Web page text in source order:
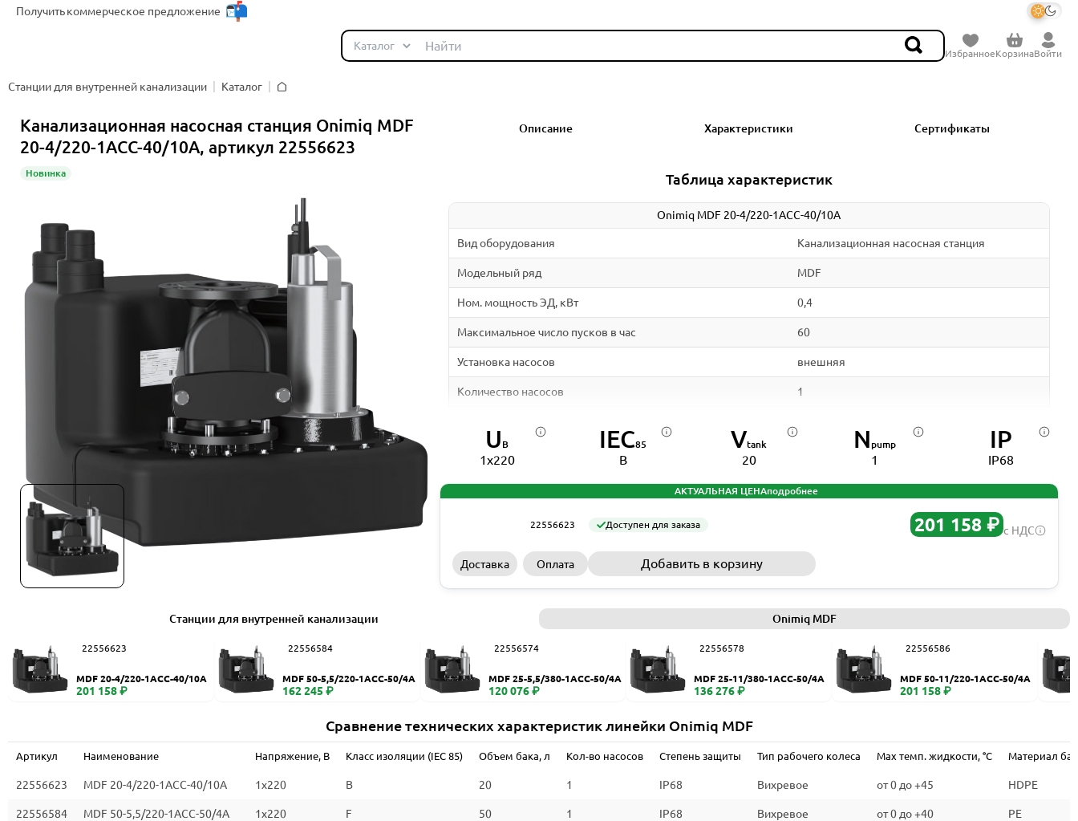
Получитькоммерческое предложение
ИзбранноеКорзинаВойти
Станции для внутренней канализации
Каталог
Канализационная насосная станция Onimiq MDF
20-4/220-1ACC-40/10A, артикул 22556623
Новинка
Описание Характеристики Сертификаты
Таблица характеристик
Onimiq MDF 20-4/220-1ACC-40/10A
Вид оборудования Канализационная насосная станция
Модельный ряд MDF
Ном. мощность ЭД, кВт 0,4
Максимальное число пусков в час 60
Установка насосов внешняя
Количество насосов 1
Материал бака полиэтилен высокой плотности
Диаметр входного патрубка, DN 110 мм
Диаметр вентиляционного патрубка, DN 50 мм
Длина кабеля, м
Частота питающей сети, Гц 50
Размеры, мм
Вес, кг
U В
1x220
IEC85
B
Vtank
20
N pump
1
IP
IP68
АКТУАЛЬНАЯ ЦЕНАподробнее
22556623 Доступен для заказа 201 158 ₽ с НДС
Доставка Оплата Добавить в корзину
Станции для внутренней канализации Onimiq MDF
22556623
MDF 20-4/220-1ACC-40/10A
201 158 ₽
22556584
MDF 50-5,5/220-1ACC-50/4A
162 245 ₽
22556574
MDF 25-5,5/380-1ACC-50/4A
120 076 ₽
22556578
MDF 25-11/380-1ACC-50/4A
136 276 ₽
22556586
MDF 50-11/220-1ACC-50/4A
201 158 ₽
Сравнение технических характеристик линейки Onimiq MDF
Артикул Наименование Напряжение, В Класс изоляции (IEC 85) Объем бака, л Кол-во насосов Степень защиты Тип рабочего колеса Max темп. жидкости, °C Материал
22556623 MDF 20-4/220-1ACC-40/10A 1x220 B 20 1 IP68 Вихревое от 0 до +45 HDPE
22556584 MDF 50-5,5/220-1ACC-50/4A 1x220 F 50 1 IP68 Вихревое от 0 до +40 PE